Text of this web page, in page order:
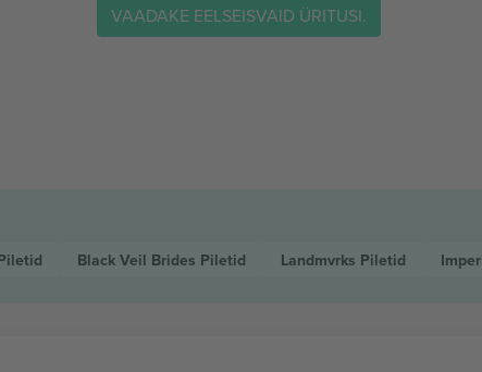
VAADAKE EELSEISVAID ÜRITUSI.
Black Veil Brides Piletid Landmvrks Piletid